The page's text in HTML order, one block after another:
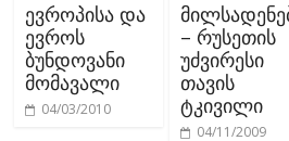
ევროპისა და
ევროს
ბუნდოვანი
მომავალი
04/03/2010
– რუსეთის
უძვირესი
თავის
ტკივილი
04/11/2009